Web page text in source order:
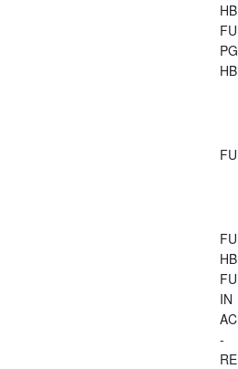
HB
FU
PG
HB
FU
FU
HB
FU
IN
-
RE